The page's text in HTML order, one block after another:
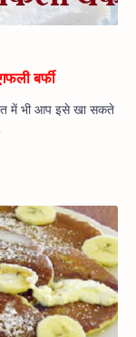
बर्फी
में भी आप इसे खा सकते